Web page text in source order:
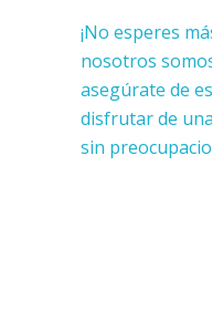
¡No esperes
nosotros
asegúrate de
disfrutar de
sin